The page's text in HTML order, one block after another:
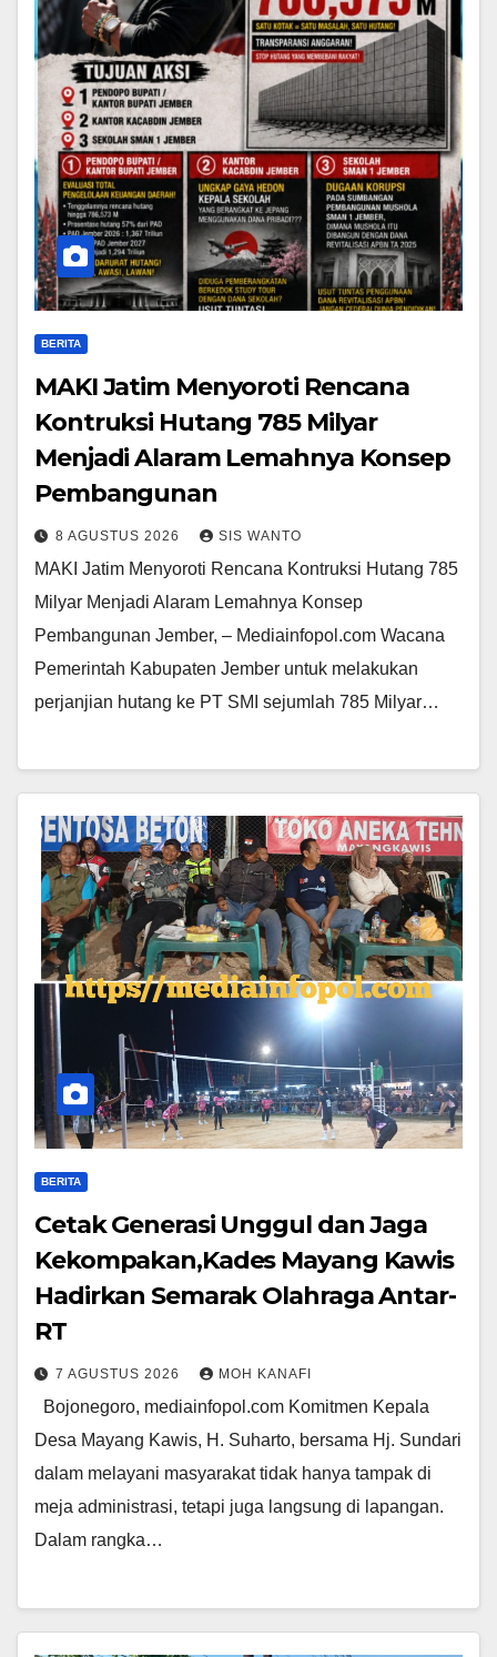
BERITA
MAKI Jatim Menyoroti Rencana
Kontruksi Hutang 785 Milyar
Menjadi Alaram Lemahnya Konsep
Pembangunan
8 AGUSTUS 2026 SIS WANTO
MAKI Jatim Menyoroti Rencana Kontruksi Hutang 785
Milyar Menjadi Alaram Lemahnya Konsep
Pembangunan Jember, – Mediainfopol.com Wacana
Pemerintah Kabupaten Jember untuk melakukan
perjanjian hutang ke PT SMI sejumlah 785 Milyar…
BERITA
Cetak Generasi Unggul dan Jaga
Kekompakan,Kades Mayang Kawis
Hadirkan Semarak Olahraga Antar-
RT
7 AGUSTUS 2026 MOH KANAFI
​ ​ ​Bojonegoro, mediainfopol.com Komitmen Kepala
Desa Mayang Kawis, H. Suharto, bersama Hj. Sundari
dalam melayani masyarakat tidak hanya tampak di
meja administrasi, tetapi juga langsung di lapangan.
Dalam rangka…